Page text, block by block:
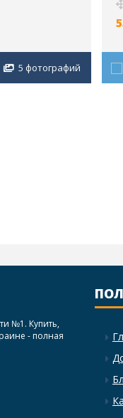
5 фотографий
№1. Купить,
- полная